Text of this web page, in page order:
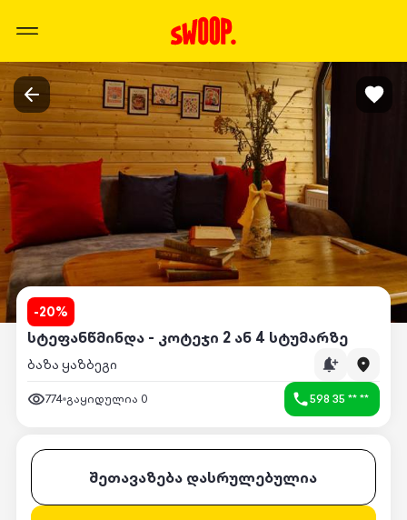
-20%
სტეფანწმინდა - კოტეჯი 2 ან 4 სტუმარზე
ბაზა ყაზბეგი
774 გაყიდულია 0 598 35 ** **
შეთავაზება დასრულებულია